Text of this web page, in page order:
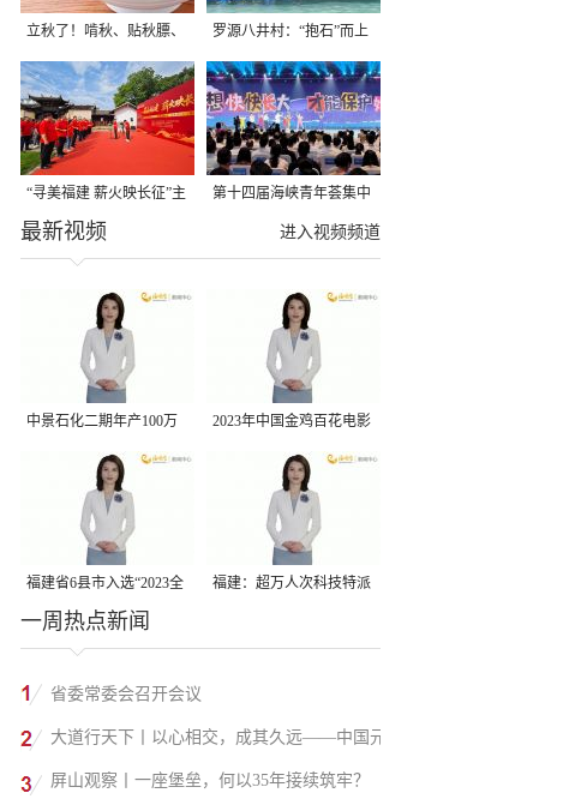
立秋了！啃秋、贴秋膘、
晒秋，福建人这样过才够
味→
罗源八井村：“抱石”而上
“寻美福建 薪火映长征”主
题活动在龙岩长汀启动
第十四届海峡青年荟集中
阶段活动在福州举行
进入视频频道
最新视频
中景石化二期年产100万
吨丙烷脱氢项目建成中交
2023年中国金鸡百花电影
节有福电影巡展31日启动
福建省6县市入选“2023全
国县域发展潜力百强县”
福建：超万人次科技特派
一周热点新闻
省委常委会召开会议
大道行天下丨以心相交，成其久远——中国元
首外交的世界情怀与大国气派
屏山观察丨一座堡垒，何以35年接续筑牢？